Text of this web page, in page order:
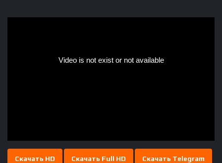
Скачать HD Скачать Full HD Скачать Telegram